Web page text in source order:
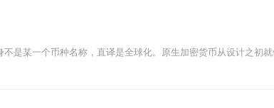
是某一个币种名称，直译是全球化。原生加密货币从设计之初就